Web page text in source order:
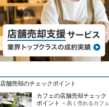
店舗売却のチェックポイント
カフェの店舗売却チェック
ポイント
＜高く売れるカフェ